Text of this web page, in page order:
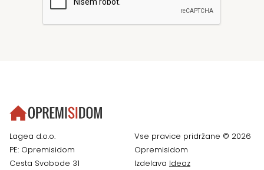
Lagea d.o.o.
PE: Opremisidom
Cesta Svobode 31
Vse pravice pridržane © 2026
Opremisidom
Izdelava Ideaz